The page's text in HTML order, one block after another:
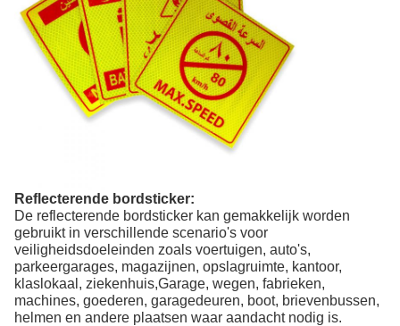
Reflecterende bordsticker:
De reflecterende bordsticker kan gemakkelijk worden
gebruikt in verschillende scenario's voor
veiligheidsdoeleinden zoals voertuigen, auto's,
parkeergarages, magazijnen, opslagruimte, kantoor,
klaslokaal, ziekenhuis,Garage, wegen, fabrieken,
machines, goederen, garagedeuren, boot, brievenbussen,
helmen en andere plaatsen waar aandacht nodig is.